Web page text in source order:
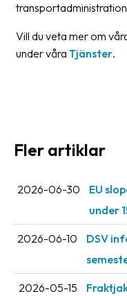
innehåll
Vill du veta mer om
under våra Tjänster.
Fler artiklar
2026-06-30
EU
under
2026-06-10
DSV
2026-05-15